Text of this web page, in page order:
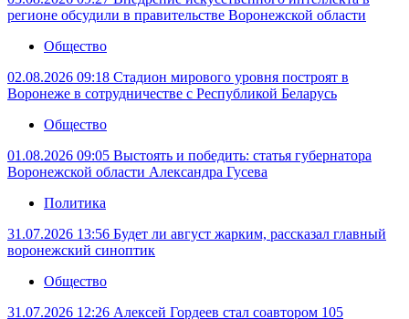
регионе обсудили в правительстве Воронежской области
Общество
02.08.2026 09:18 Стадион мирового уровня построят в
Воронеже в сотрудничестве с Республикой Беларусь
Общество
01.08.2026 09:05 Выстоять и победить: статья губернатора
Воронежской области Александра Гусева
Политика
31.07.2026 13:56 Будет ли август жарким, рассказал главный
воронежский синоптик
Общество
31.07.2026 12:26 Алексей Гордеев стал соавтором 105